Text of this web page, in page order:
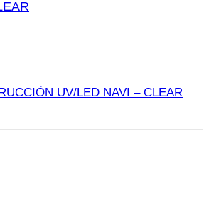
UV/LED NAVI – CLEAR